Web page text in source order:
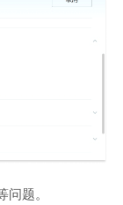
题。